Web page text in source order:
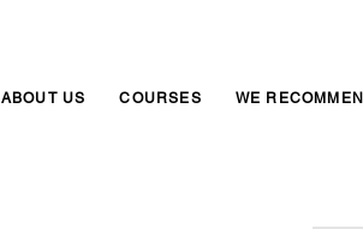
ABOUT US COURSES WE